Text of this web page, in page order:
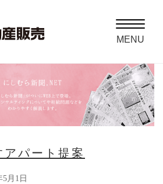
Toggle
MENU
パート提案
5月1日